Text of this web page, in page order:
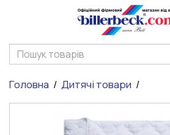
Головна Дитячі товари